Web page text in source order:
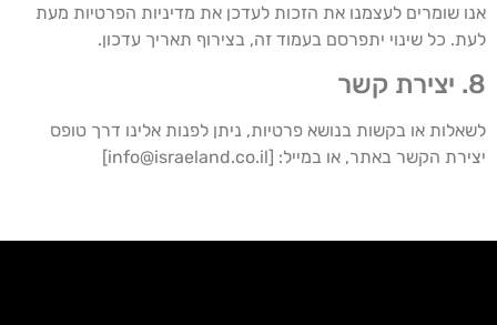
אנו שומרים לעצמנו את הזכות לעדכן את מדיניות הפרטיות מעת
לעת. כל שינוי יתפרסם בעמוד זה, בצירוף תאריך עדכון.
8. יצירת קשר
לשאלות או בקשות בנושא פרטיות, ניתן לפנות אלינו דרך טופס
יצירת הקשר באתר, או במייל: [info@israeland.co.il
]